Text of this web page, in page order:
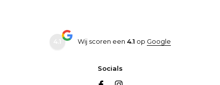
Wij scoren een 4.1 op Google
Socials